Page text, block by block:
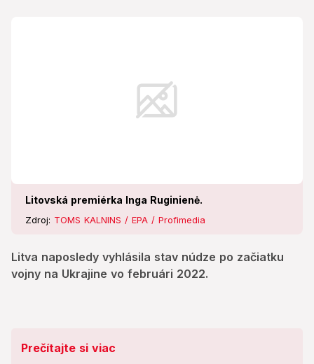
Litovská premiérka Inga Ruginienė.
Zdroj: TOMS KALNINS / EPA / Profimedia
Litva naposledy vyhlásila stav núdze po začiatku
vojny na Ukrajine vo februári 2022.
Prečítajte si viac